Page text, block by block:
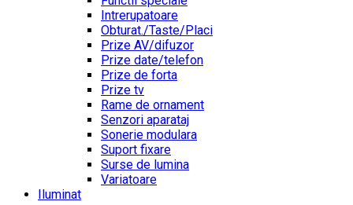
Intrerupatoare
Obturat./Taste/Placi
Prize AV/difuzor
Prize date/telefon
Prize de forta
Prize tv
Rame de ornament
Senzori aparataj
Sonerie modulara
Suport fixare
Surse de lumina
Variatoare
Iluminat